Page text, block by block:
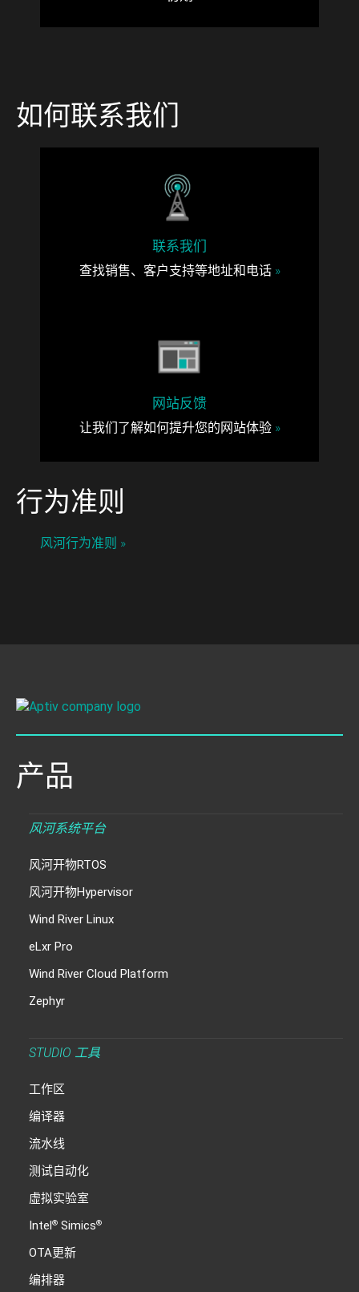
如何联系我们
联系我们
查找销售、客户支持等地址和电话 »
网站反馈
让我们了解如何提升您的网站体验 »
行为准则
风河行为准则 »
产品
风河系统平台
风河开物RTOS
风河开物Hypervisor
Wind River Linux
eLxr Pro
Wind River Cloud Platform
Zephyr
STUDIO 工具
工作区
编译器
流水线
测试自动化
虚拟实验室
Intel® Simics®
OTA更新
编排器